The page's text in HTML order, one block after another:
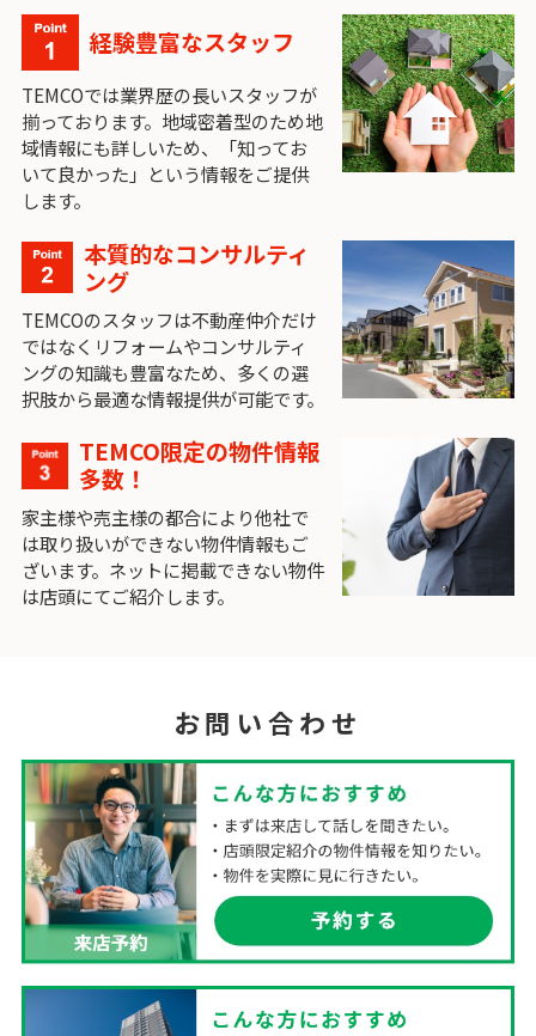
経験豊富なスタッフ
TEMCOでは業界歴の長いスタッフが
揃っております。地域密着型のため地
域情報にも詳しいため、「知ってお
いて良かった」という情報をご提供
します。
本質的なコンサルティ
ング
TEMCOのスタッフは不動産仲介だけ
ではなくリフォームやコンサルティ
ングの知識も豊富なため、多くの選
択肢から最適な情報提供が可能です。
TEMCO限定の物件情報
多数！
家主様や売主様の都合により他社で
は取り扱いができない物件情報もご
ざいます。ネットに掲載できない物件
は店頭にてご紹介します。
お問い合わせ